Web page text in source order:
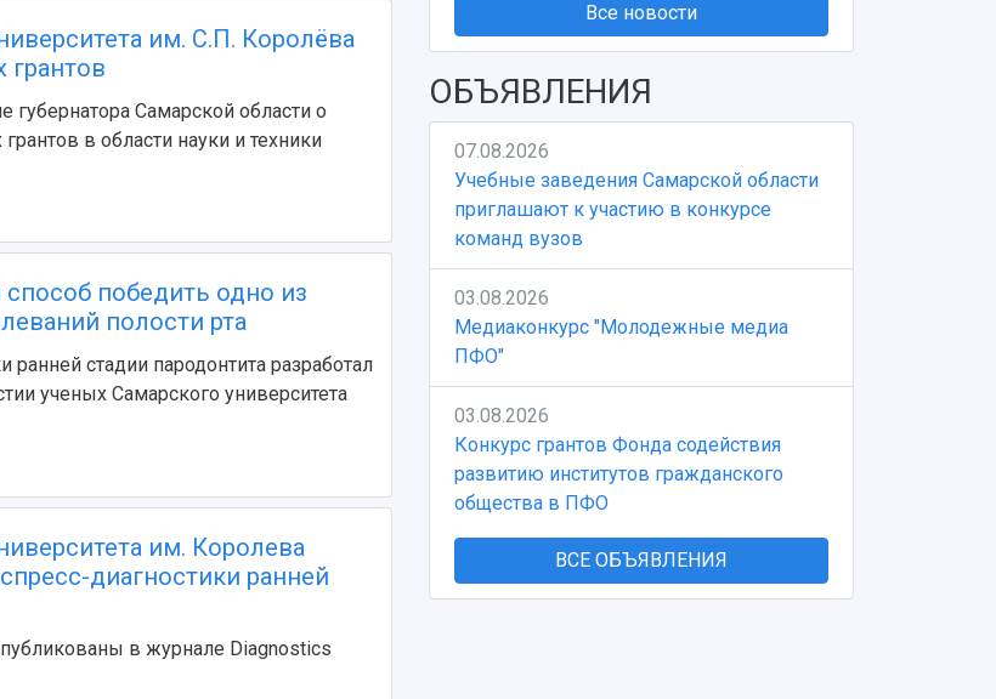
им. С.П. Королёва
грантов
губернатора Самарской области о
в области науки и техники
победить одно из
полости рта
ранней стадии пародонтита разработал
ученых Самарского университета
им. Королева
диагностики ранней
в журнале Diagnostics
Все новости
ОБЪЯВЛЕНИЯ
07.08.2026
Учебные заведения Самарской области
приглашают к участию в конкурсе
команд вузов
03.08.2026
Медиаконкурс "Молодежные медиа
ПФО"
03.08.2026
Конкурс грантов Фонда содействия
развитию институтов гражданского
общества в ПФО
ВСЕ ОБЪЯВЛЕНИЯ